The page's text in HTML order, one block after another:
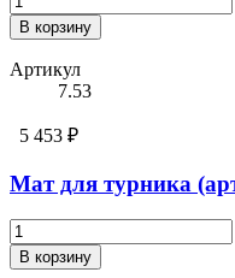
В корзину
Артикул
7.53
5 453 ₽
Мат для турника
В корзину